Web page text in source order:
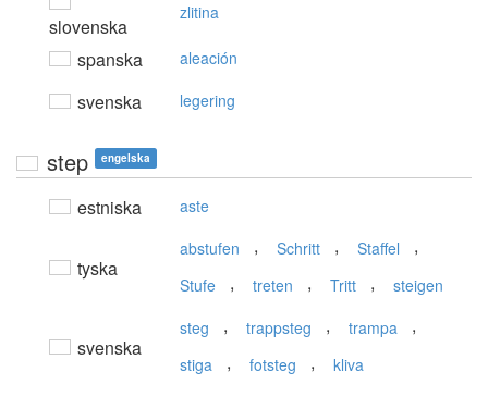
slovenska
zlitina
spanska aleación
svenska legering
step engelska
estniska aste
tyska
abstufen , Schritt , Staffel ,
Stufe , treten , Tritt , steigen
svenska
steg , trappsteg , trampa ,
stiga , fotsteg , kliva